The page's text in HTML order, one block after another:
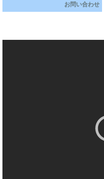
お問い合わせ